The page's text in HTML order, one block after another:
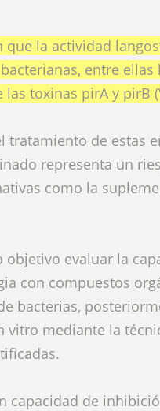
que la actividad
entre ellas
toxinas pirA y pirB
tratamiento de estas
representa un
como la
objetivo evaluar la
con compuestos
bacterias,
vitro mediante la
capacidad de